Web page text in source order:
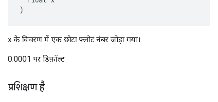
)
x के विचरण में एक छोटा फ़्लोट नंबर जोड़ा गया।
0.0001 पर डिफ़ॉल्ट
प्रशिक्षण है